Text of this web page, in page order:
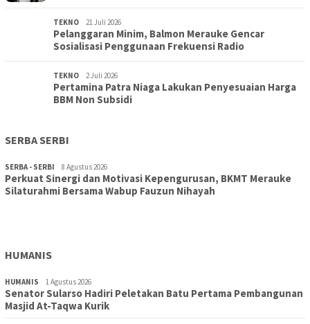
TEKNO 21 Juli 2026
Pelanggaran Minim, Balmon Merauke Gencar
Sosialisasi Penggunaan Frekuensi Radio
TEKNO 2 Juli 2026
Pertamina Patra Niaga Lakukan Penyesuaian Harga
BBM Non Subsidi
SERBA SERBI
SERBA - SERBI 8 Agustus 2026
Perkuat Sinergi dan Motivasi Kepengurusan, BKMT Merauke
Silaturahmi Bersama Wabup Fauzun Nihayah
TOPIK 30 Juli 2026
Wujudkan Sekolah Adiwiyata:SD Inpres Polder Merauke
HUMANIS
HUMANIS 1 Agustus 2026
Senator Sularso Hadiri Peletakan Batu Pertama Pembangunan
Masjid At-Taqwa Kurik